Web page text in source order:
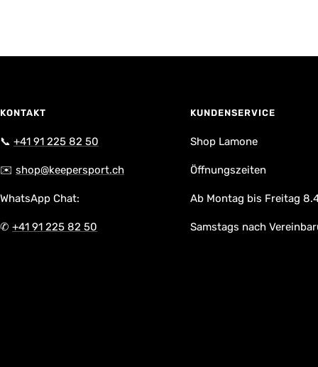
KONTAKT
📞 +41 91 225 82 50
✉️ shop@keepersport.ch
WhatsApp Chat:
✆ +41 91 225 82 50
KUNDENSERVICE
Shop Lamone
Öffnungszeiten
Ab Montag bis Freitag
Samstags nach